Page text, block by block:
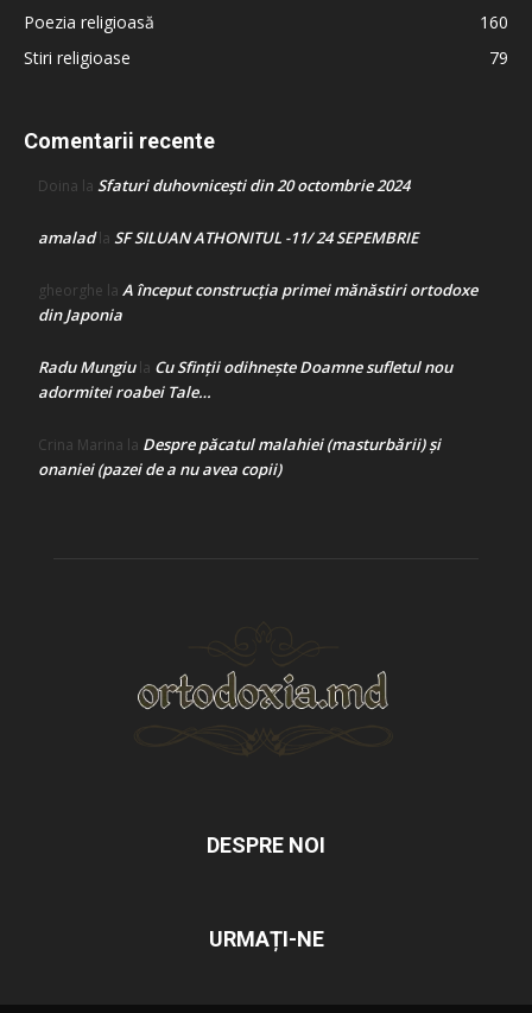
Poezia religioasă
160
Stiri religioase
79
Comentarii recente
Doina la Sfaturi duhovnicești din 20 octombrie 2024
amaladla SF SILUAN ATHONITUL -11/ 24 SEPEMBRIE
gheorghe la A început construcţia primei mănăstiri ortodoxe
din Japonia
Radu Mungiula Cu Sfinții odihnește Doamne sufletul nou
adormitei roabei Tale…
Crina Marina la Despre păcatul malahiei (masturbării) şi
onaniei (pazei de a nu avea copii)
DESPRE NOI
URMAȚI-NE